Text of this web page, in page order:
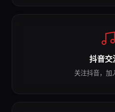
抖音交
关注抖音，加